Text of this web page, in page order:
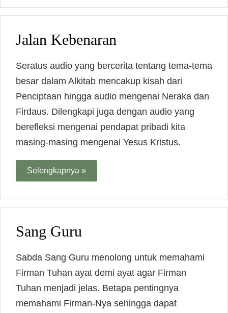
Jalan Kebenaran
Seratus audio yang bercerita tentang tema-tema
besar dalam Alkitab mencakup kisah dari
Penciptaan hingga audio mengenai Neraka dan
Firdaus. Dilengkapi juga dengan audio yang
berefleksi mengenai pendapat pribadi kita
masing-masing mengenai Yesus Kristus.
Selengkapnya »
Sang Guru
Sabda Sang Guru menolong untuk memahami
Firman Tuhan ayat demi ayat agar Firman
Tuhan menjadi jelas. Betapa pentingnya
memahami Firman-Nya sehingga dapat